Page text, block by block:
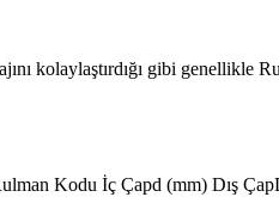
kolaylaştırdığı gibi genellikle
Kodu İç Çapd (mm) Dış